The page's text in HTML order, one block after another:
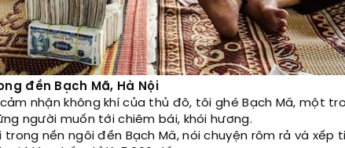
đền Bạch Mã, Hà Nội
nhận không khí của thủ đô, tôi ghé Bạch Mã, một
người muốn tới chiêm bái, khói hương.
nền ngôi đền Bạch Mã, nói chuyện rôm rả và